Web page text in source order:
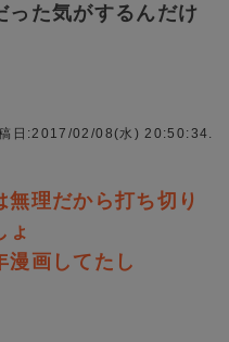
った気がするんだけ
日:2017/02/08(水) 20:50:34.
理だから打ち切り
ょ
漫画してたし